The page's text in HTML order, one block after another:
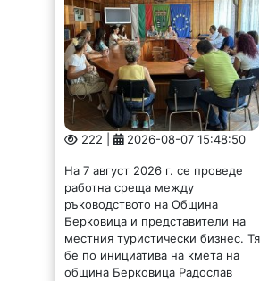
222 | 2026-08-07 15:48:50
На 7 август 2026 г. се проведе
работна среща между
ръководството на Община
местния туристически бизнес. Тя
бе по инициатива на кмета на
община Берковица Радослав
Найденов...